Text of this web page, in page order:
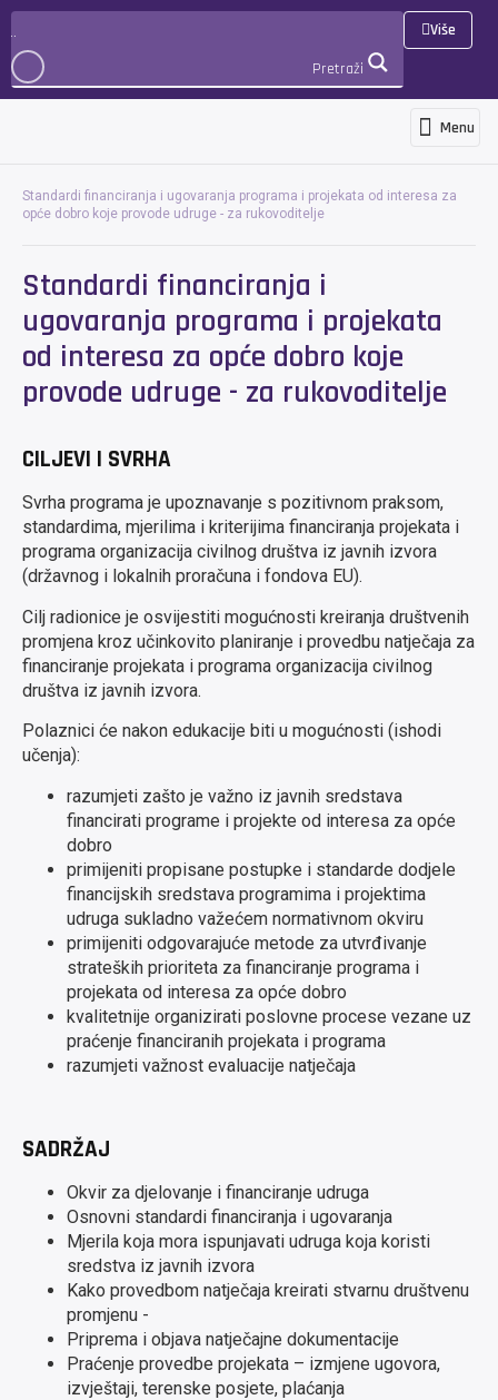
Pretraži
Više
Menu
Standardi financiranja i ugovaranja programa i projekata od interesa za
opće dobro koje provode udruge - za rukovoditelje
Standardi financiranja i
ugovaranja programa i projekata
od interesa za opće dobro koje
provode udruge - za rukovoditelje
CILJEVI I SVRHA
Svrha programa je upoznavanje s pozitivnom praksom,
standardima, mjerilima i kriterijima financiranja projekata i
programa organizacija civilnog društva iz javnih izvora
(državnog i lokalnih proračuna i fondova EU).
Cilj radionice je osvijestiti mogućnosti kreiranja društvenih
promjena kroz učinkovito planiranje i provedbu natječaja za
financiranje projekata i programa organizacija civilnog
društva iz javnih izvora.
Polaznici će nakon edukacije biti u mogućnosti (ishodi
učenja):
razumjeti zašto je važno iz javnih sredstava
financirati programe i projekte od interesa za opće
dobro
primijeniti propisane postupke i standarde dodjele
financijskih sredstava programima i projektima
udruga sukladno važećem normativnom okviru
primijeniti odgovarajuće metode za utvrđivanje
strateških prioriteta za financiranje programa i
projekata od interesa za opće dobro
kvalitetnije organizirati poslovne procese vezane uz
praćenje financiranih projekata i programa
razumjeti važnost evaluacije natječaja
SADRŽAJ
Okvir za djelovanje i financiranje udruga
Osnovni standardi financiranja i ugovaranja
Mjerila koja mora ispunjavati udruga koja koristi
sredstva iz javnih izvora
Kako provedbom natječaja kreirati stvarnu društvenu
promjenu -
Priprema i objava natječajne dokumentacije
Praćenje provedbe projekata – izmjene ugovora,
izvještaji, terenske posjete, plaćanja